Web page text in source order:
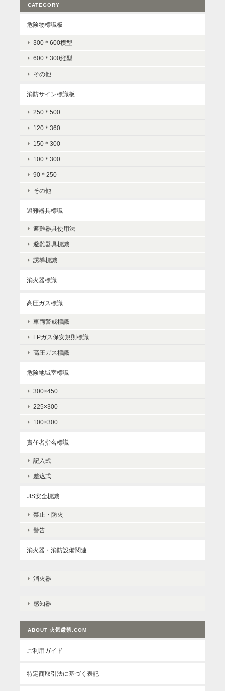
CATEGORY
危険物標識板
300＊600横型
600＊300縦型
その他
消防サイン標識板
250＊500
120＊360
150＊300
100＊300
90＊250
その他
避難器具標識
避難器具使用法
避難器具標識
誘導標識
消火器標識
高圧ガス標識
車両警戒標識
LPガス保安規則標識
高圧ガス標識
危険地域室標識
300×450
225×300
100×300
責任者指名標識
記入式
差込式
JIS安全標識
禁止・防火
警告
消火器・消防設備関連
消火器
感知器
ABOUT 火気厳禁.COM
ご利用ガイド
特定商取引法に基づく表記